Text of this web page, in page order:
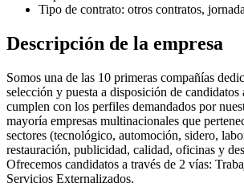
Tipo de contrato: otros contratos,
Descripción de la empresa
Somos una de las 10 primeras compañías
selección y puesta a disposición de candidatos
cumplen con los perfiles demandados por
mayoría empresas multinacionales que
sectores (tecnológico, automoción, sidero,
restauración, publicidad, calidad, oficinas y
Ofrecemos candidatos a través de 2 vías:
Servicios Externalizados.